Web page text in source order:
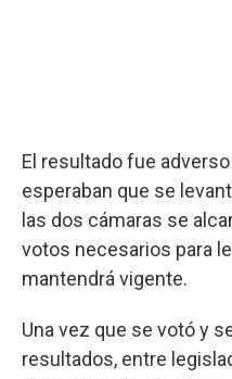
El resultado fue
esperaban que se
las dos cámaras se
votos necesarios para
mantendrá vigente.
Una vez que se votó y
resultados, entre